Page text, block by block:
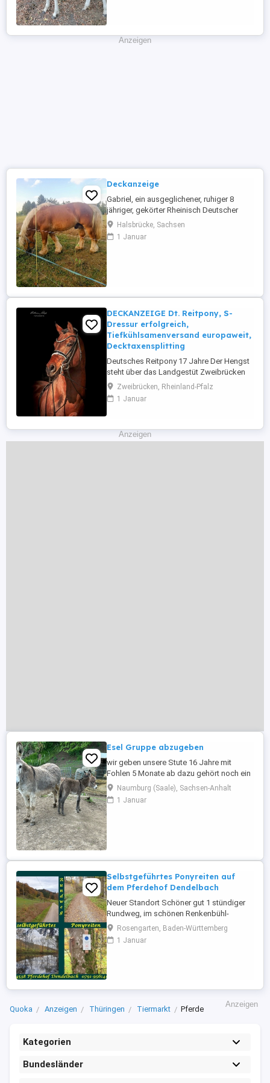
Anzeigen
Deckanzeige
Gabriel, ein ausgeglichener, ruhiger 8
jähriger, gekörter Rheinisch Deutscher
Kaltbluthengst deckt sehr gerne Ihre
Stuten. Er steht mit Stuten und Fohlen auf
der Weide und wartet da auf weiteren
Halsbrücke, Sachsen
1 Januar
DECKANZEIGE Dt. Reitpony, S-
Dressur erfolgreich,
Tiefkühlsamenversand europaweit,
Decktaxensplitting
Deutsches Reitpony 17 Jahre Der Hengst
steht über das Landgestüt Zweibrücken
zur Verfügung. Der Einsatz erfolgt über
Tiefkühlsamen, der Versand ist europweit
möglich: CANDIS vM ist ein gekörter und
verstorbenen Westfalenchampions ...
Zweibrücken, Rheinland-Pfalz
1 Januar
Anzeigen
Esel Gruppe abzugeben
wir geben unsere Stute 16 Jahre mit
Fohlen 5 Monate ab dazu gehört noch ein
Hengst mit knapp 3 Jahren Die Stute ist
schon wieder belegt und müsste in 7
Monaten Fohlen Esel sind umgänglich
Naumburg (Saale), Sachsen-Anhalt
1 Januar
Selbstgeführtes Ponyreiten auf
dem Pferdehof Dendelbach
Neuer Standort Schöner gut 1 stündiger
Rundweg, im schönen Renkenbühl-
Dendelbachtal, läd zum selbstgeführten
Ponyreiten, auch für die Kleinsten auf
unseren Ponys ein. Der Weg ist auch mit
Kind ...
Rosengarten, Baden-Württemberg
1 Januar
Quoka Anzeigen Thüringen Tiermarkt Pferde
Kategorien
Bundesländer
Anzeigen